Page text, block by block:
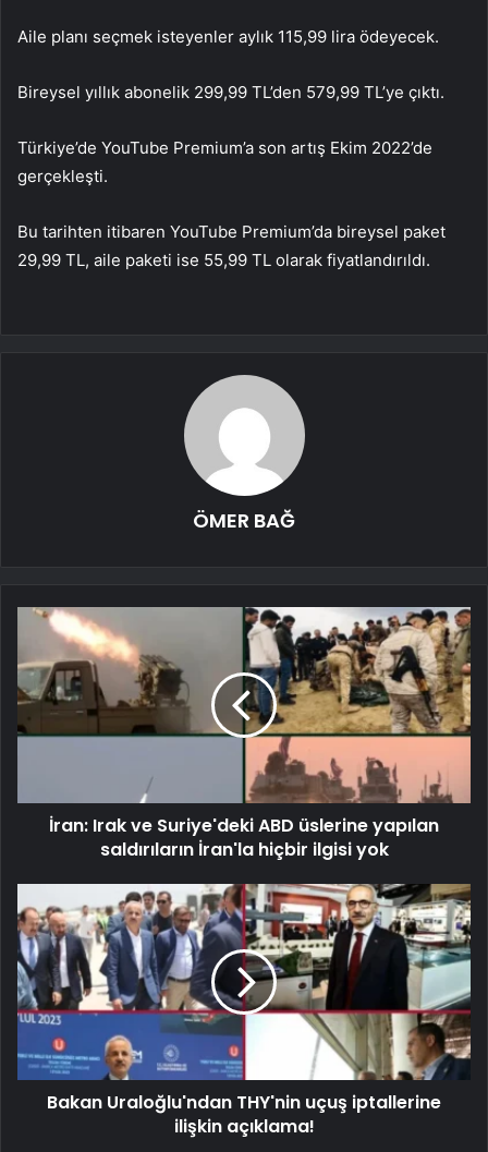
Aile planı seçmek isteyenler aylık 115,99 lira ödeyecek.
Bireysel yıllık abonelik 299,99 TL’den 579,99 TL’ye çıktı.
Türkiye’de YouTube Premium’a son artış Ekim 2022’de
gerçekleşti.
Bu tarihten itibaren YouTube Premium’da bireysel paket
29,99 TL, aile paketi ise 55,99 TL olarak fiyatlandırıldı.
ÖMER BAĞ
İran: Irak ve Suriye'deki ABD üslerine yapılan
saldırıların İran'la hiçbir ilgisi yok
Bakan Uraloğlu'ndan THY'nin uçuş iptallerine
ilişkin açıklama!